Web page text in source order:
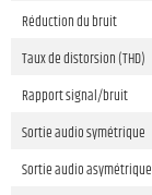
Réduction du bruit
Taux de distorsion (THD)
Rapport signal/bruit
Sortie audio symétrique
Sortie audio asymétrique